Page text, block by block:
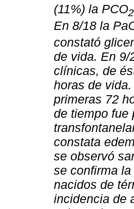
(11%) la PCO2
En 8/18 la
constató
de vida. En 9/
clínicas, de
horas de
primeras 72
de tiempo fue
constata
se observó
se confirma
nacidos de
incidencia de